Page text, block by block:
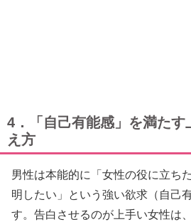
4．「自己有能感」を満たす
え方
男性は本能的に「女性の役に立ち
明したい」という強い欲求（自己
す。告白させるのが上手い女性は